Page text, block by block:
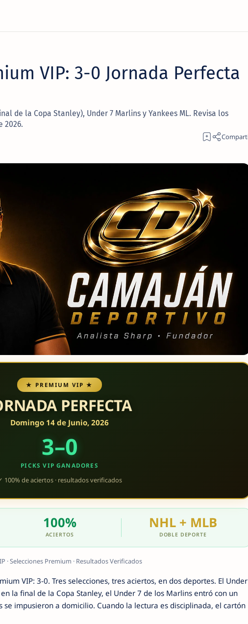
VIP: 3-0 Jornada Perfecta
de la Copa Stanley), Under 7 Marlins y Yankees ML. Revisa los
2026.
★ PREMIUM VIP ★
PERFECTA
Domingo 14 de Junio, 2026
3–0
PICKS VIP GANADORES
100% de aciertos · resultados verificados
100%
ACIERTOS
NHL + MLB
DOBLE DEPORTE
· Selecciones Premium · Resultados Verificados
VIP: 3-0. Tres selecciones, tres aciertos, en dos deportes. El Under
la final de la Copa Stanley, el Under 7 de los Marlins entró con un
se impusieron a domicilio. Cuando la lectura es disciplinada, el cartón